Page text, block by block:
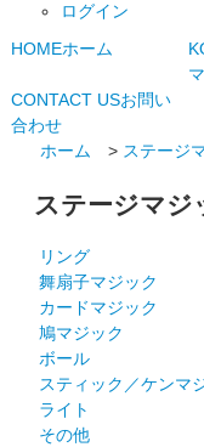
ログイン
HOMEホーム
CONTACT USお問い
合わせ
ホーム
> ステ
ステー
リング
舞扇子マジック
カードマジック
鳩マジック
ボール
スティック／ケンマ
ライト
その他